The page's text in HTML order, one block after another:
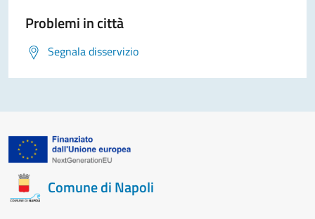
Problemi in città
Segnala disservizio
Comune di Napoli